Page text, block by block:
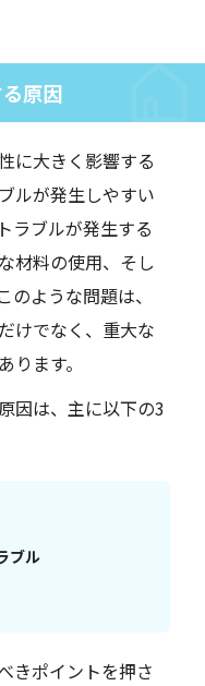
原因
に大きく影響する
ルが発生しやすい
ラブルが発生する
材料の使用、そし
ような問題は、
けでなく、重大な
ます。
因は、主に以下の3
ブル
きポイントを押さ